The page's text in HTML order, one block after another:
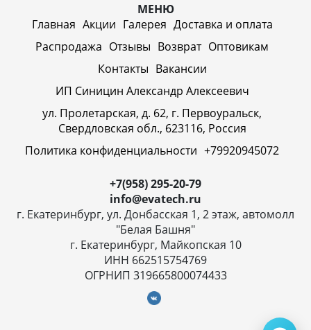
МЕНЮ
Главная Акции Галерея Доставка и оплата
Распродажа Отзывы Возврат Оптовикам
Контакты Вакансии
ИП Синицин Александр Алексеевич
ул. Пролетарская, д. 62, г. Первоуральск,
Свердловская обл., 623116, Россия
Политика конфиденциальности +79920945072
+7(958) 295-20-79
info@evatech.ru
г. Екатеринбург, ул. Донбасская 1, 2 этаж, автомолл
"Белая Башня"
г. Екатеринбург, Майкопская 10
ИНН 662515754769
ОГРНИП 319665800074433